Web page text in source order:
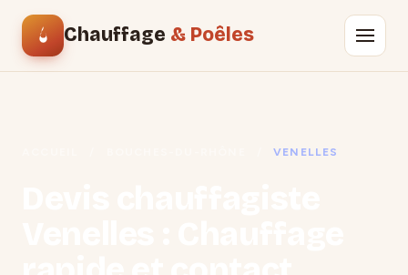
Chauffage & Poêles
VENELLES